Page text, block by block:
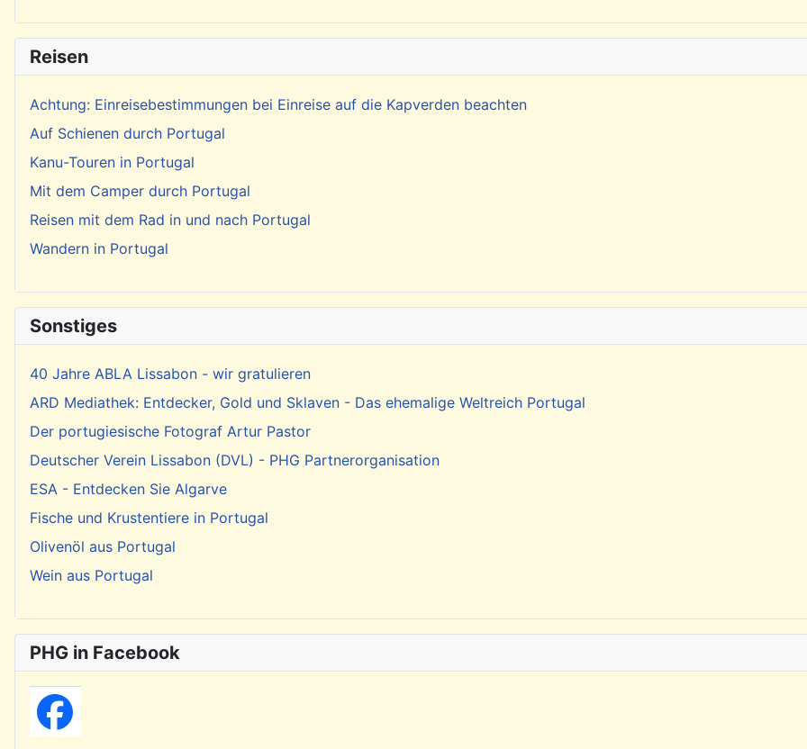
Reisen
Achtung: Einreisebestimmungen bei Einreise auf die Kapverden beachten
Auf Schienen durch Portugal
Kanu-Touren in Portugal
Mit dem Camper durch Portugal
Reisen mit dem Rad in und nach Portugal
Wandern in Portugal
Sonstiges
40 Jahre ABLA Lissabon - wir gratulieren
ARD Mediathek: Entdecker, Gold und Sklaven - Das ehemalige Weltreich Portugal
Der portugiesische Fotograf Artur Pastor
Deutscher Verein Lissabon (DVL) - PHG Partnerorganisation
ESA - Entdecken Sie Algarve
Fische und Krustentiere in Portugal
Olivenöl aus Portugal
Wein aus Portugal
PHG in Facebook